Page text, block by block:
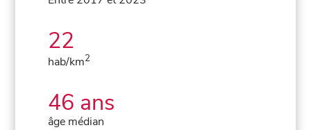
22
hab/km2
46 ans
âge médian